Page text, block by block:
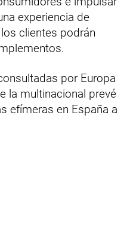
experiencia de
clientes podrán
por Europa
la multinacional prevé
efímeras en España a